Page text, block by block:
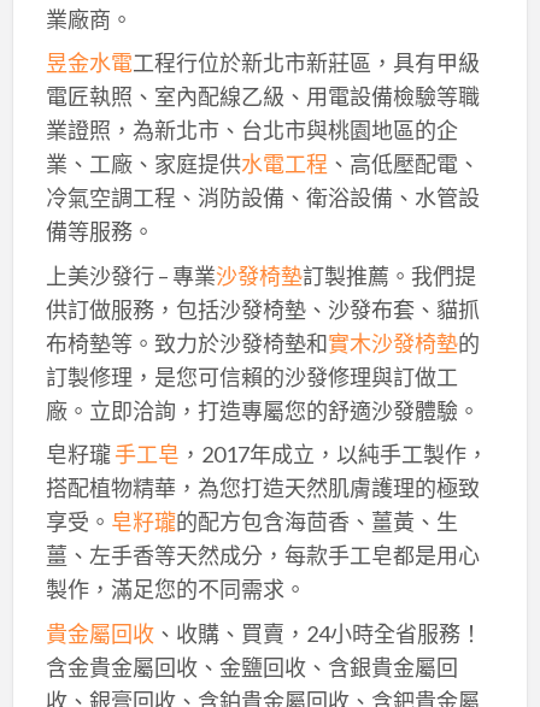
業廠商。
昱金水電工程行位於新北市新莊區，具有甲級
電匠執照、室內配線乙級、用電設備檢驗等職
業證照，為新北市、台北市與桃園地區的企
業、工廠、家庭提供水電工程 、高低壓配電、
冷氣空調工程、消防設備、衛浴設備、水管設
備等服務。
上美沙發行 – 專業沙發椅墊訂製推薦。我們提
供訂做服務，包括沙發椅墊、沙發布套、貓抓
布椅墊等。致力於沙發椅墊和實木沙發椅墊的
訂製修理，是您可信賴的沙發修理與訂做工
廠。立即洽詢，打造專屬您的舒適沙發體驗。
皂籽瓏手工皂 ，2017年成立，以純手工製作，
搭配植物精華，為您打造天然肌膚護理的極致
享受。 皂籽瓏的配方包含海茴香、薑黃、生
薑、左手香等天然成分，每款手工皂都是用心
製作，滿足您的不同需求。
貴金屬回收、收購、買賣，24小時全省服務！
含金貴金屬回收、金鹽回收、含銀貴金屬回
收、銀膏回收、含鉑貴金屬回收、含鈀貴金屬